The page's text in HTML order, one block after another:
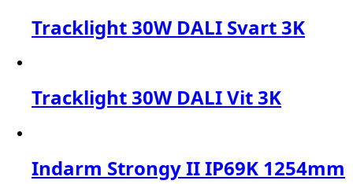
Tracklight 30W DALI Svart 3K
Tracklight 30W DALI Vit 3K
Indarm Strongy II IP69K 1254mm